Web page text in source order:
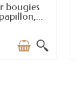
bougies